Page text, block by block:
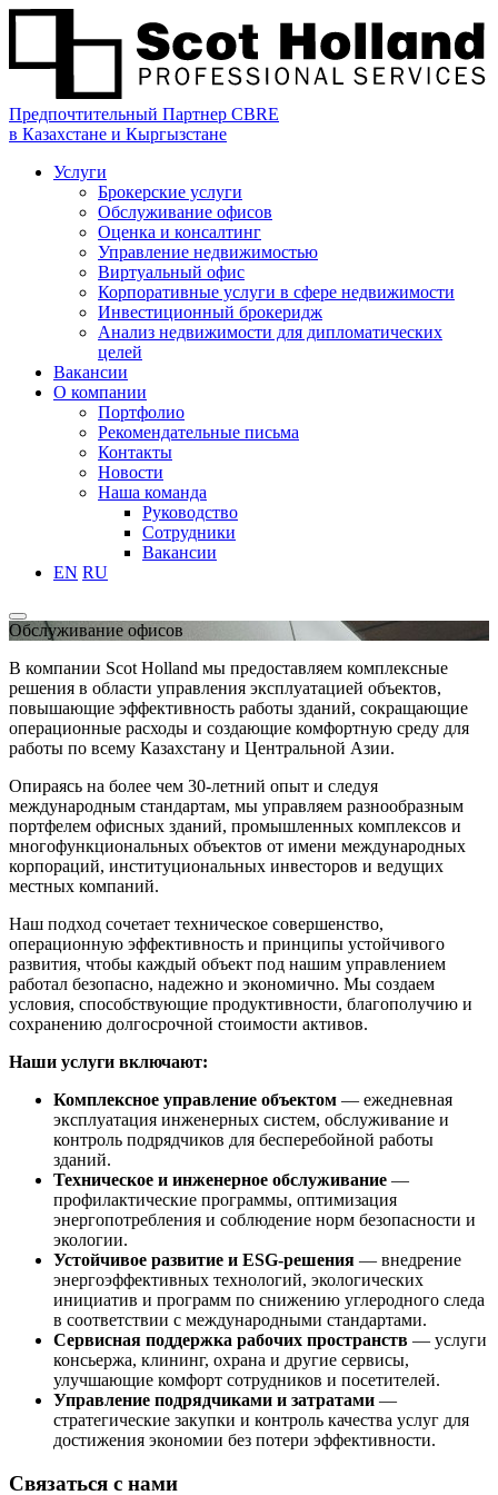
Предпочтительный Партнер CBRE
в Казахстане и Кыргызстане
Услуги
Брокерские услуги
Обслуживание офисов
Оценка и консалтинг
Управление недвижимостью
Виртуальный офис
Корпоративные услуги в сфере недвижимости
Инвестиционный брокеридж
Анализ недвижимости для дипломатических
целей
Вакансии
О компании
Портфолио
Рекомендательные письма
Контакты
Новости
Наша команда
Руководство
Сотрудники
Вакансии
EN RU
Обслуживание офисов
В компании Scot Holland мы предоставляем комплексные
решения в области управления эксплуатацией объектов,
повышающие эффективность работы зданий, сокращающие
операционные расходы и создающие комфортную среду для
работы по всему Казахстану и Центральной Азии.
Опираясь на более чем 30-летний опыт и следуя
международным стандартам, мы управляем разнообразным
портфелем офисных зданий, промышленных комплексов и
многофункциональных объектов от имени международных
корпораций, институциональных инвесторов и ведущих
местных компаний.
Наш подход сочетает техническое совершенство,
операционную эффективность и принципы устойчивого
развития, чтобы каждый объект под нашим управлением
работал безопасно, надежно и экономично. Мы создаем
условия, способствующие продуктивности, благополучию и
сохранению долгосрочной стоимости активов.
Наши услуги включают:
Комплексное управление объектом — ежедневная
эксплуатация инженерных систем, обслуживание и
контроль подрядчиков для бесперебойной работы
зданий.
Техническое и инженерное обслуживание —
профилактические программы, оптимизация
энергопотребления и соблюдение норм безопасности и
экологии.
Устойчивое развитие и ESG-решения — внедрение
энергоэффективных технологий, экологических
инициатив и программ по снижению углеродного следа
в соответствии с международными стандартами.
Сервисная поддержка рабочих пространств — услуги
консьержа, клининг, охрана и другие сервисы,
улучшающие комфорт сотрудников и посетителей.
Управление подрядчиками и затратами —
стратегические закупки и контроль качества услуг для
достижения экономии без потери эффективности.
Связаться с нами